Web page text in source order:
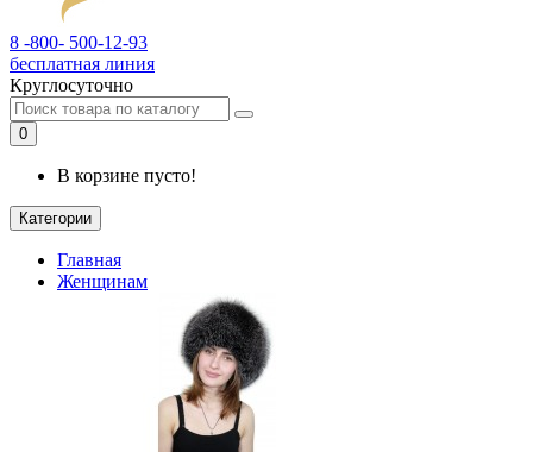
8 -800- 500-12-93
бесплатная линия
Круглосуточно
0
В корзине пусто!
Категории
Главная
Женщинам